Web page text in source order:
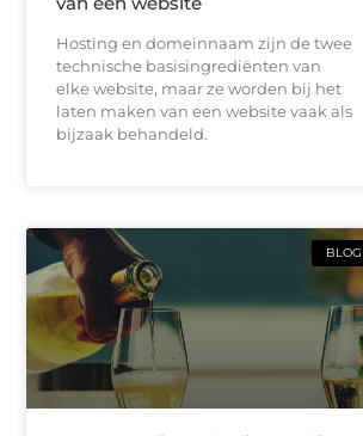
Hosting en domeinnaam zijn de twee
technische basisingrediënten van
elke website, maar ze worden bij het
laten maken van een website vaak als
bijzaak behandeld.
BLOG